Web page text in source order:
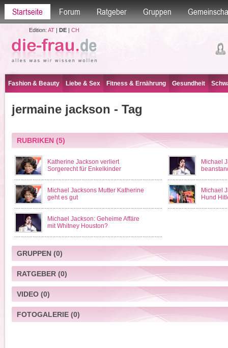
Startseite Forum Ratgeber Gruppen
Edition: AT| DE| CH
Fashion & Beauty Liebe & Sex Fitness & Ernährung Gesundheit
jermaine jackson - Tag
RUBRIKEN(5)
Katherine Jackson verliert
Sorgerecht für Enkelkinder
Michael
Michael Jacksons Mutter Katherine
geht es gut
Michael
Hund
Michael Jackson: Geheime Affäre
mit Whitney Houston?
GRUPPEN(0)
RATGEBER(0)
VIDEO(0)
FOTOGALERIE(0)